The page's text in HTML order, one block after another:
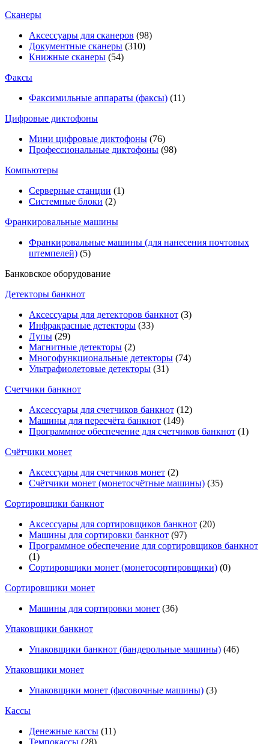
Сканеры
Аксессуары для сканеров (98)
Документные сканеры (310)
Книжные сканеры (54)
Факсы
Факсимильные аппараты (факсы) (11)
Цифровые диктофоны
Мини цифровые диктофоны (76)
Профессиональные диктофоны (98)
Компьютеры
Серверные станции (1)
Системные блоки (2)
Франкировальные машины
Франкировальные машины (для нанесения почтовых
штемпелей) (5)
Банковское оборудование
Детекторы банкнот
Аксессуары для детекторов банкнот (3)
Инфракрасные детекторы (33)
Лупы (29)
Магнитные детекторы (2)
Многофункциональные детекторы (74)
Ультрафиолетовые детекторы (31)
Счетчики банкнот
Аксессуары для счетчиков банкнот (12)
Машины для пересчёта банкнот (149)
Программное обеспечение для счетчиков банкнот (1)
Счётчики монет
Аксессуары для счетчиков монет (2)
Счётчики монет (монетосчётные машины) (35)
Cортировщики банкнот
Аксессуары для сортировщиков банкнот (20)
Машины для сортировки банкнот (97)
Программное обеспечение для сортировщиков банкнот
(1)
Сортировщики монет (монетосортировщики) (0)
Сортировщики монет
Машины для сортировки монет (36)
Упаковщики банкнот
Упаковщики банкнот (бандерольные машины) (46)
Упаковщики монет
Упаковщики монет (фасовочные машины) (3)
Кассы
Денежные кассы (11)
Темпокассы (28)